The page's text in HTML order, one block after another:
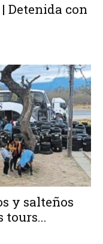
Detenida con
y salteños
tours...